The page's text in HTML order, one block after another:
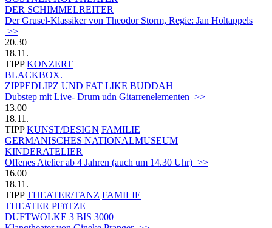
DER SCHIMMELREITER
Der Grusel-Klassiker von Theodor Storm, Regie: Jan Holtappels
>>
20.30
18.11.
TIPP KONZERT
BLACKBOX.
ZIPPEDLIPZ UND FAT LIKE BUDDAH
Dubstep mit Live- Drum udn Gitarrenelementen >>
13.00
18.11.
TIPP KUNST/DESIGN FAMILIE
GERMANISCHES NATIONALMUSEUM
KINDERATELIER
Offenes Atelier ab 4 Jahren (auch um 14.30 Uhr) >>
16.00
18.11.
TIPP THEATER/TANZ FAMILIE
THEATER PFüTZE
DUFTWOLKE 3 BIS 3000